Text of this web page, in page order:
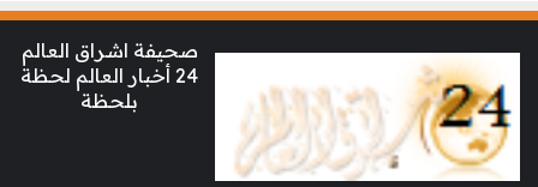
صحيفة اشراق العالم
24 أخبار العالم لحظة
بلحظة